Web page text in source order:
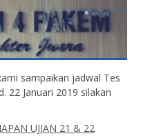
sampaikan jadwal Tes
22 Januari 2019 silakan
UJIAN 21 & 22